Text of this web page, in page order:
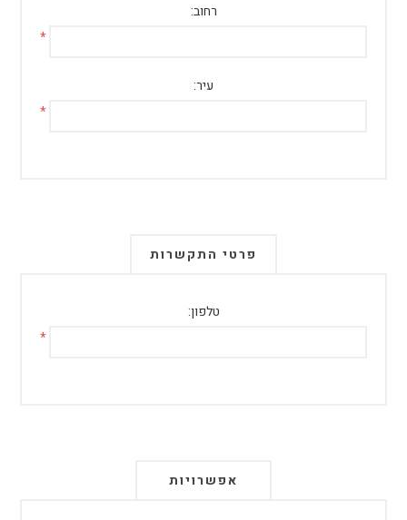
רחוב:
*
עיר:
*
פרטי התקשרות
טלפון:
*
אפשרויות